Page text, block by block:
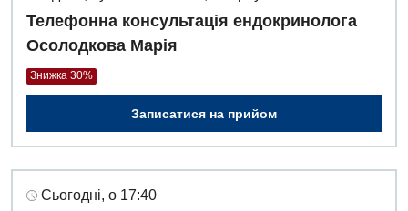
Телефонна консультація ендокринолога
Осолодкова Марія
Знижка 30%
Записатися на прийом
Сьогодні, о 17:40